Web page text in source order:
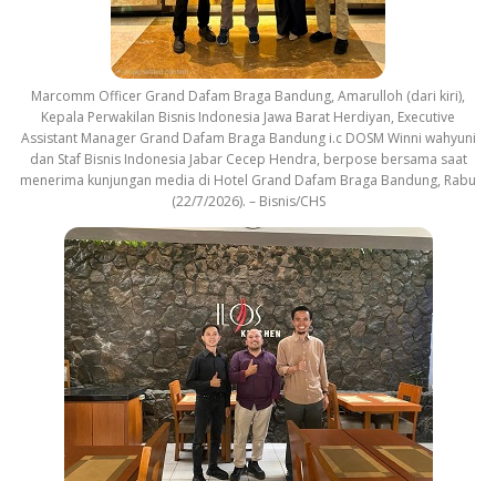
Marcomm Officer Grand Dafam Braga Bandung, Amarulloh (dari kiri),
Kepala Perwakilan Bisnis Indonesia Jawa Barat Herdiyan, Executive
Assistant Manager Grand Dafam Braga Bandung i.c DOSM Winni wahyuni
dan Staf Bisnis Indonesia Jabar Cecep Hendra, berpose bersama saat
menerima kunjungan media di Hotel Grand Dafam Braga Bandung, Rabu
(22/7/2026). – Bisnis/CHS